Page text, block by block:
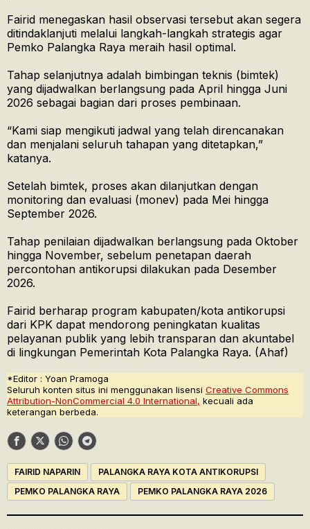
Fairid menegaskan hasil observasi tersebut akan segera
ditindaklanjuti melalui langkah-langkah strategis agar
Pemko Palangka Raya meraih hasil optimal.
Tahap selanjutnya adalah bimbingan teknis (bimtek)
yang dijadwalkan berlangsung pada April hingga Juni
2026 sebagai bagian dari proses pembinaan.
“Kami siap mengikuti jadwal yang telah direncanakan
dan menjalani seluruh tahapan yang ditetapkan,”
katanya.
Setelah bimtek, proses akan dilanjutkan dengan
monitoring dan evaluasi (monev) pada Mei hingga
September 2026.
Tahap penilaian dijadwalkan berlangsung pada Oktober
hingga November, sebelum penetapan daerah
percontohan antikorupsi dilakukan pada Desember
2026.
Fairid berharap program kabupaten/kota antikorupsi
dari KPK dapat mendorong peningkatan kualitas
pelayanan publik yang lebih transparan dan akuntabel
di lingkungan Pemerintah Kota Palangka Raya. (Ahaf)
*Editor : Yoan Pramoga
Seluruh konten situs ini menggunakan lisensi Creative Commons
Attribution-NonCommercial 4.0 International, kecuali ada
keterangan berbeda.
FAIRID NAPARIN
PALANGKA RAYA KOTA ANTIKORUPSI
PEMKO PALANGKA RAYA
PEMKO PALANGKA RAYA 2026